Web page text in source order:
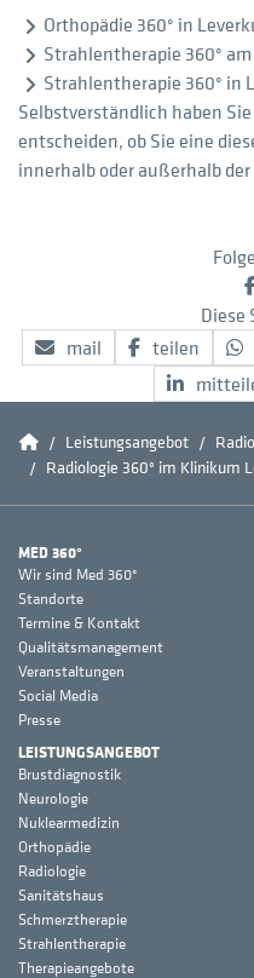
Orthopädie 360° in
Strahlentherapie 360°
Strahlentherapie 360° in
Selbstverständlich haben
entscheiden, ob Sie eine
innerhalb oder außerhalb
Diese
mail
teilen
HomeLeistungsangebot
Radiologie 360° im Klinikum
MED 360°
Wir sind Med 360°
Standorte
Termine & Kontakt
Qualitätsmanagement
Veranstaltungen
Social Media
Presse
LEISTUNGSANGEBOT
Brustdiagnostik
Neurologie
Nuklearmedizin
Orthopädie
Radiologie
Sanitätshaus
Schmerztherapie
Strahlentherapie
Therapieangebote